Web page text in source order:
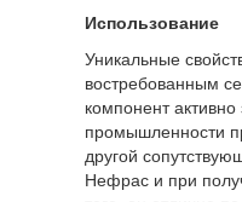
Использование
Уникальные
востребованным
компонент активно
промышленности
другой
Нефрас и при